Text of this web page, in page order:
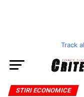
Track
STIRI ECONOMICE